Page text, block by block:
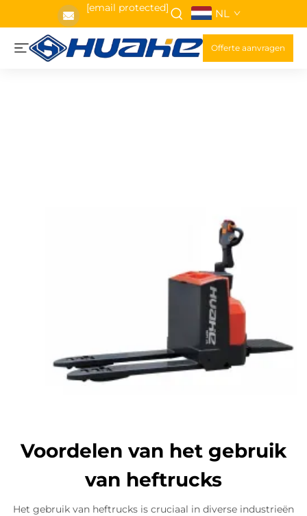
[email protected] NL
Offerte aanvragen
Voordelen van het gebruik
van heftrucks
Het gebruik van heftrucks is cruciaal in diverse industrieën